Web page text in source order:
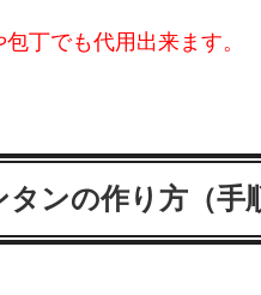
丁でも代用出来ます。
ンの作り方（手